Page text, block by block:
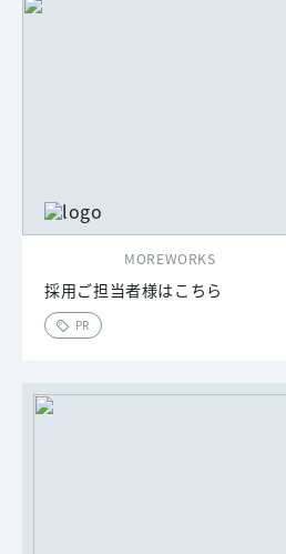
MOREWORKS
採用ご担当者様はこちら
PR